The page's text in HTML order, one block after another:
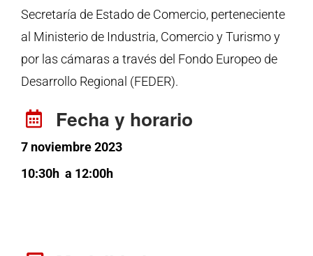
Secretaría de Estado de Comercio, perteneciente
al Ministerio de Industria, Comercio y Turismo y
por las cámaras a través del Fondo Europeo de
Desarrollo Regional (FEDER).
Fecha y horario
7 noviembre 2023
10:30h a 12:00h